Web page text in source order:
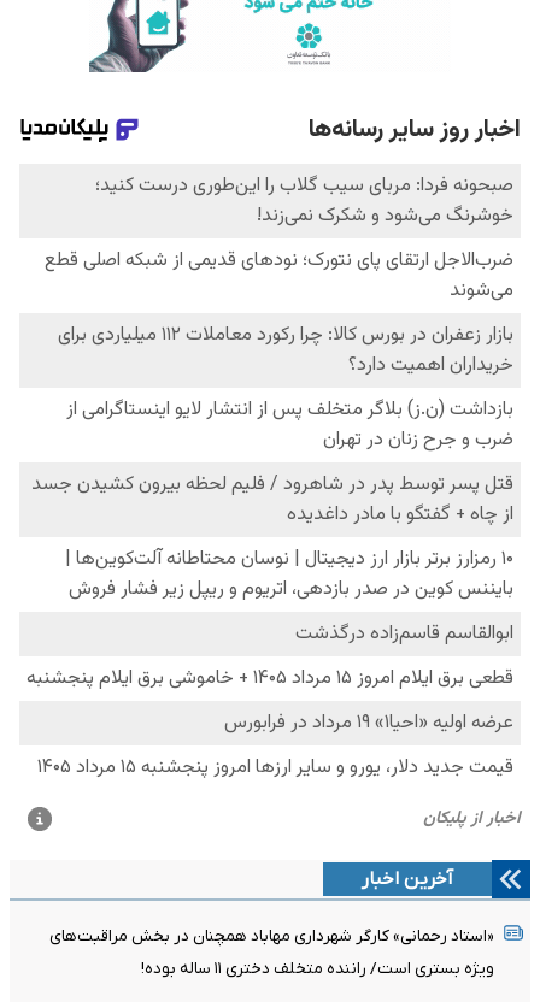
آخرین اخبار
«استاد رحمانی» کارگر شهرداری مهاباد همچنان در بخش مراقبت‌های
ویژه بستری است/ راننده متخلف دختری ۱۱ ساله بوده!